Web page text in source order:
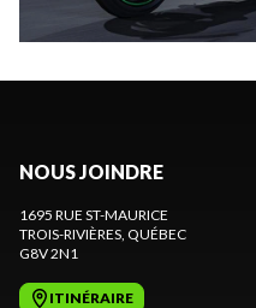
NOUS JOINDRE
1695 RUE ST-MAURICE
TROIS-RIVIÈRES , QUÉBEC
G8V 2N1
ITINÉRAIRE